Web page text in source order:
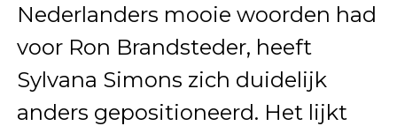
Nederlanders mooie woorden had
voor Ron Brandsteder, heeft
Sylvana Simons zich duidelijk
anders gepositioneerd. Het lijkt